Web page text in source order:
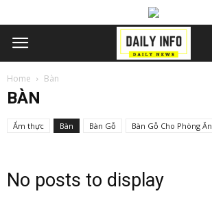
Home Bàn
BÀN
Ẩm thực Bàn Bàn Gỗ Bàn Gỗ Cho Phòng Ăn
No posts to display